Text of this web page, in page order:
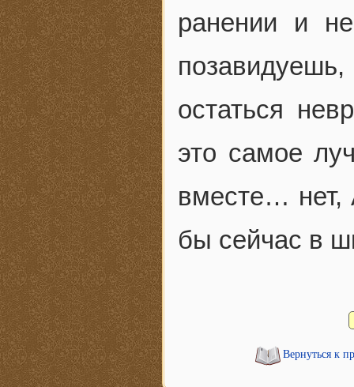
ранении и
остаться
это самое
вместе… нет,
бы сейчас в
Вернуться к